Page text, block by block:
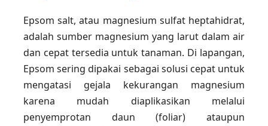
Epsom salt, atau magnesium sulfat heptahidrat,
adalah sumber magnesium yang larut dalam air
dan cepat tersedia untuk tanaman. Di lapangan,
Epsom sering dipakai sebagai solusi cepat untuk
mengatasi gejala kekurangan magnesium
karena mudah diaplikasikan melalui
penyemprotan daun (foliar) ataupun